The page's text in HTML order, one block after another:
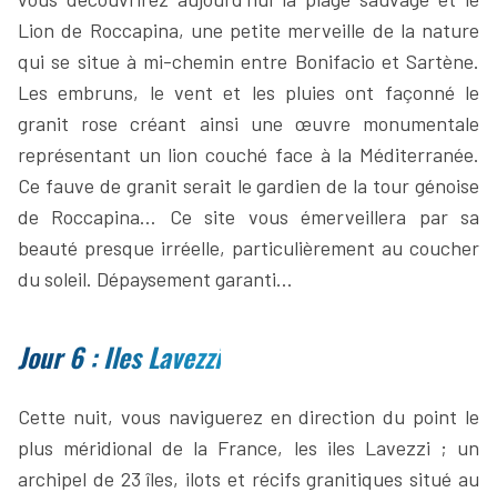
Lion de Roccapina, une petite merveille de la nature
qui se situe à mi-chemin entre Bonifacio et Sartène.
Les embruns, le vent et les pluies ont façonné le
granit rose créant ainsi une œuvre monumentale
représentant un lion couché face à la Méditerranée.
Ce fauve de granit serait le gardien de la tour génoise
de Roccapina… Ce site vous émerveillera par sa
beauté presque irréelle, particulièrement au coucher
du soleil. Dépaysement garanti…
Jour 6 : Iles Lavezzi
Cette nuit, vous naviguerez en direction du point le
plus méridional de la France, les iles Lavezzi ; un
archipel de 23 îles, ilots et récifs granitiques situé au